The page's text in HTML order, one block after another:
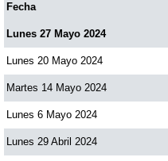
Pick 4 Día
Pick 4 Noche
Pijao de Oro
Fecha
Lunes 27 Mayo 2024
Lunes 20 Mayo 2024
Martes 14 Mayo 2024
Lunes 6 Mayo 2024
Lunes 29 Abril 2024